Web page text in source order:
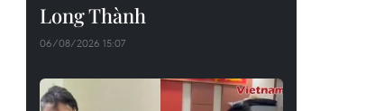
Long Thành
06/08/2026 15:07